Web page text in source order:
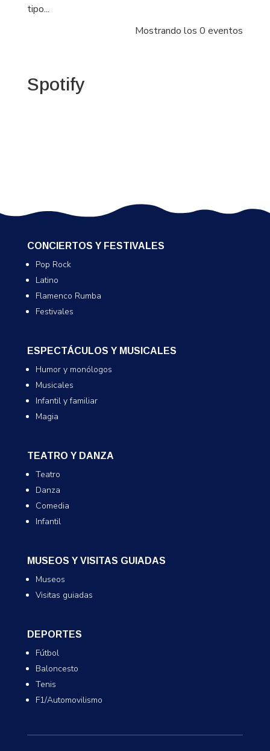
tipo...
Mostrando los 0 eventos
Spotify
CONCIERTOS Y FESTIVALES
Pop Rock
Latino
Flamenco Rumba
Festivales
ESPECTÁCULOS Y MUSICALES
Humor y monólogos
Musicales
Infantil y familiar
Magia
TEATRO Y DANZA
Teatro
Danza
Comedia
Infantil
MUSEOS Y VISITAS GUIADAS
Museos
Visitas guiadas
DEPORTES
Fútbol
Baloncesto
Tenis
F1/Automovilismo